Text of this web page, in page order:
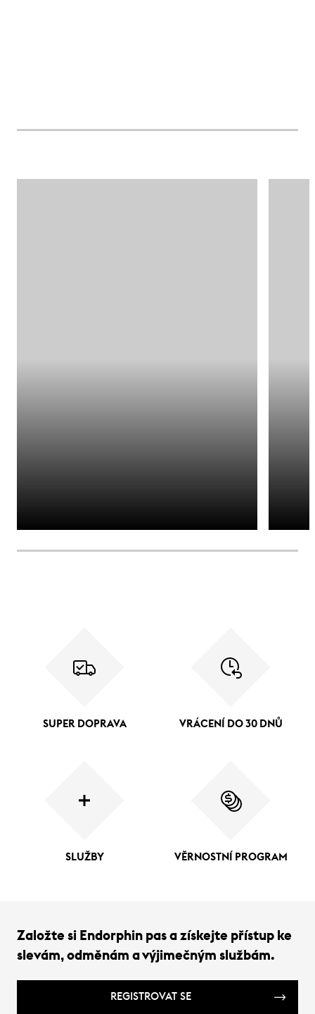
SUPER DOPRAVA VRÁCENÍ DO 30 DNŮ
SLUŽBY VĚRNOSTNÍ PROGRAM
Založte si Endorphin pas a získejte přístup ke
slevám, odměnám a výjimečným službám.
REGISTROVAT SE